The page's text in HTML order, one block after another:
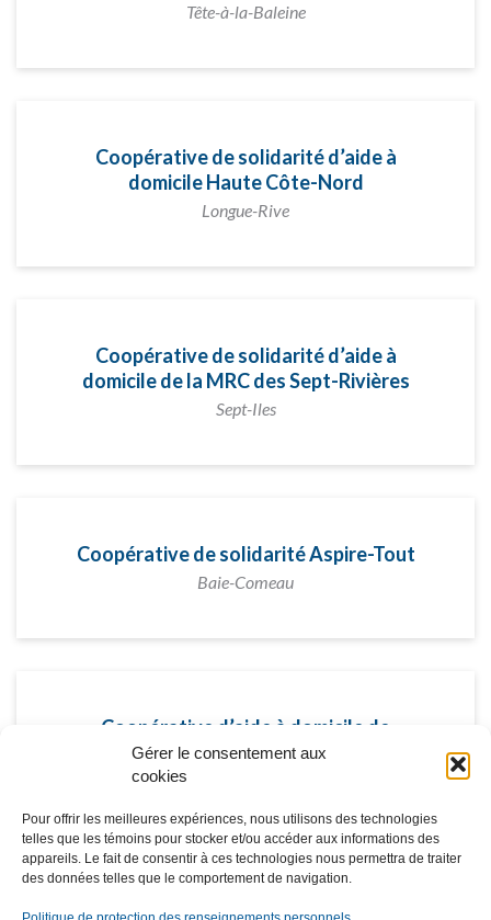
Gérer le consentement aux
cookies
Pour offrir les meilleures expériences, nous utilisons des technologies
telles que les témoins pour stocker et/ou accéder aux informations des
appareils. Le fait de consentir à ces technologies nous permettra de traiter
des données telles que le comportement de navigation.
Tête-à-la-Baleine
Coopérative de solidarité d’aide à
domicile Haute Côte-Nord
Longue-Rive
Coopérative de solidarité d’aide à
domicile de la MRC des Sept-Rivières
Sept-Iles
Coopérative de solidarité Aspire-Tout
Baie-Comeau
Coopérative d’aide à domicile de
Minganie
Havre-Saint-Pierre (Québec)